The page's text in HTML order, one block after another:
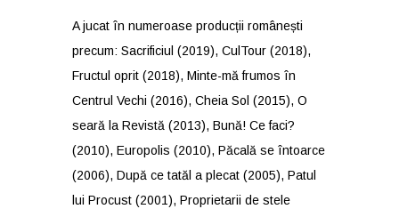
A jucat în numeroase producții românești
precum: Sacrificiul (2019), CulTour (2018),
Fructul oprit (2018), Minte-mă frumos în
Centrul Vechi (2016), Cheia Sol (2015), O
seară la Revistă (2013), Bună! Ce faci?
(2010), Europolis (2010), Păcală se întoarce
(2006), După ce tatăl a plecat (2005), Patul
lui Procust (2001), Proprietarii de stele